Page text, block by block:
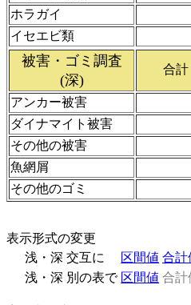
ホラガイ
イセエビ類
被害・ゴミ調査
(深)
合計
アンカー被害
ダイナマイト被害
その他の被害
魚網屑
その他のゴミ
表示形式の変更
浅・深 交互に
区間値 合計
浅・深 別の表で 区間値 合計